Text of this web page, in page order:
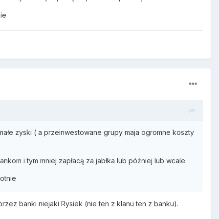
zyski ( a przeinwestowane grupy maja ogromne koszty
i tym mniej zapłacą za jabłka lub póżniej lub wcale.
banki niejaki Rysiek (nie ten z klanu ten z banku).